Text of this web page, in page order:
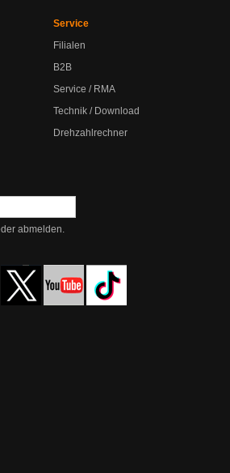
Service
Filialen
B2B
Service / RMA
Technik / Download
Drehzahlrechner
abmelden.